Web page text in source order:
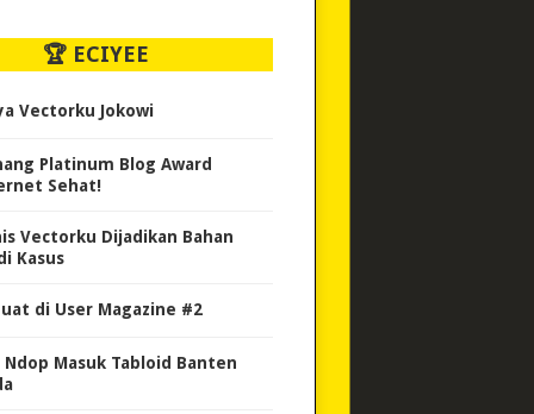
🏆 ECIYEE
Vectorku Jokowi
Platinum Blog Award
Sehat!
Vectorku Dijadikan Bahan
Kasus
di User Magazine #2
Ndop Masuk Tabloid Banten